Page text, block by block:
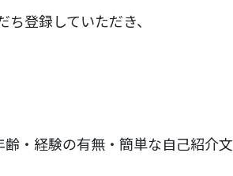
登録していただき、
・経験の有無・簡単な自己紹介文